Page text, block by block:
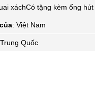
xáchCó tặng kèm ống hút
: Việt Nam
Trung Quốc